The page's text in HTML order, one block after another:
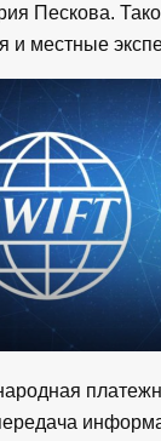
Пескова.
и местные